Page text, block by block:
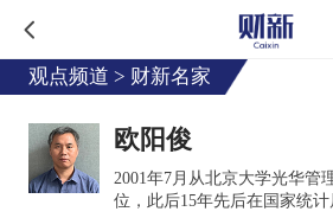
观点频道 > 财新名家
欧阳俊
2001年7月从北京大学光华管
位，此后15年先后在国家统计